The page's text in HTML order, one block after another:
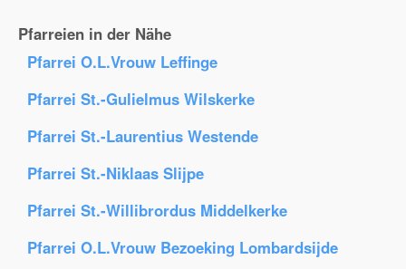
Pfarreien in der Nähe
Pfarrei O.L.Vrouw Leffinge
Pfarrei St.-Gulielmus Wilskerke
Pfarrei St.-Laurentius Westende
Pfarrei St.-Niklaas Slijpe
Pfarrei St.-Willibrordus Middelkerke
Pfarrei O.L.Vrouw Bezoeking Lombardsijde